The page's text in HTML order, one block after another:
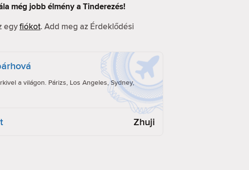
még jobb élmény a Tinderezés!
egyfiókot. Add meg az Érdeklődési
a világon. Párizs, Los Angeles, Sydney,
Zhuji